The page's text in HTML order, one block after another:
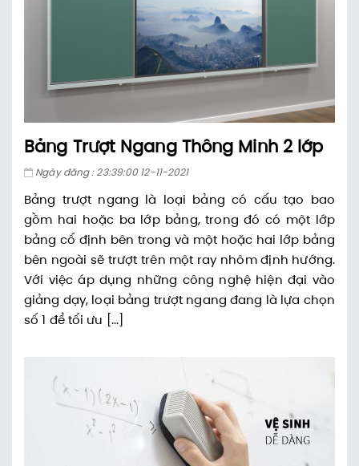
Bảng Trượt Ngang Thông Minh 2 lớp
Ngày đăng : 23:39:00 12-11-2021
Bảng trượt ngang là loại bảng có cấu tạo bao
gồm hai hoặc ba lớp bảng, trong đó có một lớp
bảng cố định bên trong và một hoặc hai lớp bảng
bên ngoài sẽ trượt trên một ray nhôm định hướng.
Với việc áp dụng những công nghệ hiện đại vào
giảng dạy, loại bảng trượt ngang đang là lựa chọn
số 1 để tối ưu [...]